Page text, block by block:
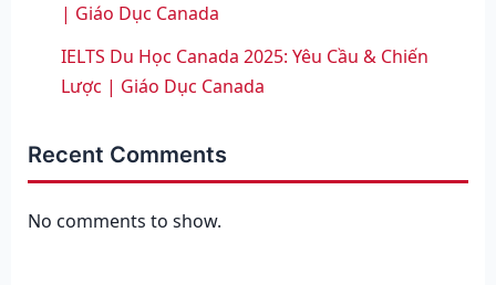
| Giáo Dục Canada
IELTS Du Học Canada 2025: Yêu Cầu & Chiến
Lược | Giáo Dục Canada
Recent Comments
No comments to show.